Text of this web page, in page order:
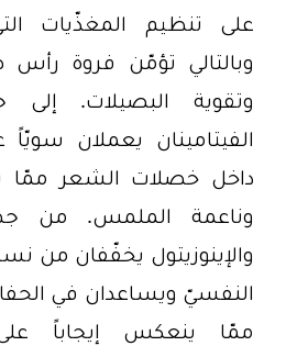
على تنظيم المغذّيات
وبالتالي تؤمّن فروة
وتقوية البصيلات.
الفيتامينان يعملان
داخل خصلات الشعر ممّا
وناعمة الملمس. من
والإينوزيتول يخفّفان من
النفسيّ ويساعدان في
ممّا ينعكس إيجاباً